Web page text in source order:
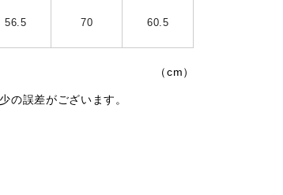
56.5 70 60.5
（cm）
の誤差がございます。